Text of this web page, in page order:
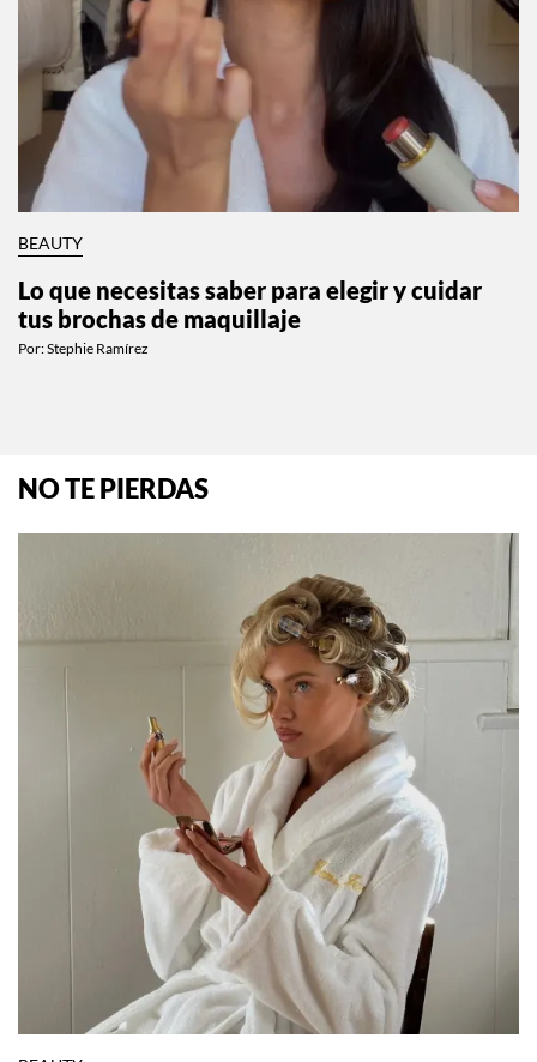
BEAUTY
Lo que necesitas saber para elegir y cuidar
tus brochas de maquillaje
Por:Stephie Ramírez
NO TE PIERDAS